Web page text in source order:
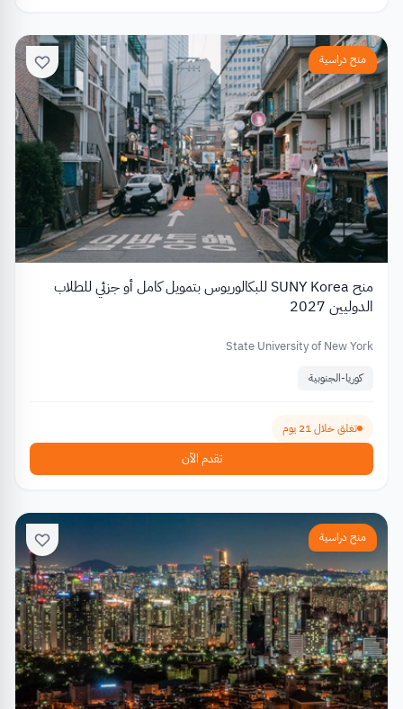
منح دراسية
منح SUNY Korea للبكالوريوس بتمويل كامل أو جزئي للطلاب
الدوليين 2027
State University of New York
كوريا-الجنوبية
تغلق خلال 21 يوم
تقدم الآن
منح دراسية